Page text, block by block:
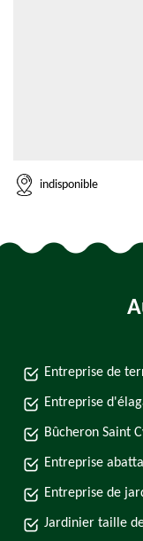
indisponible
Entreprise de
Entreprise
Bûcheron Saint
Entreprise
Entreprise de
Jardinier taille